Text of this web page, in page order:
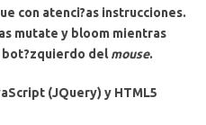
con atenci?as instrucciones.
y bloom mientras
bot?zquierdo delmouse.
(JQuery) y HTML5